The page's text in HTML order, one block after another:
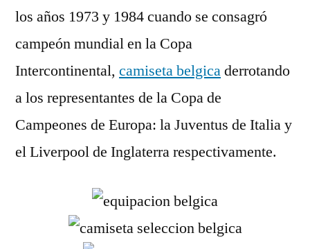
los años 1973 y 1984 cuando se consagró
campeón mundial en la Copa
Intercontinental, camiseta belgicaderrotando
a los representantes de la Copa de
Campeones de Europa: la Juventus de Italia y
el Liverpool de Inglaterra respectivamente.